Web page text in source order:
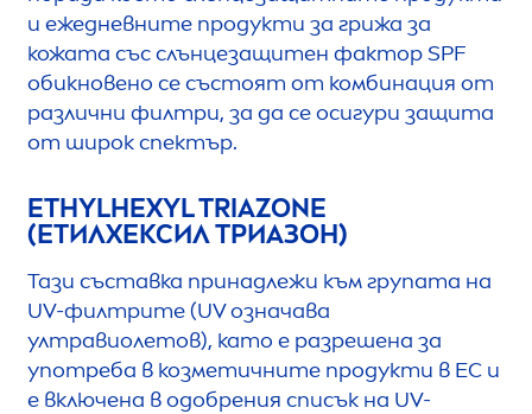
и ежедневните продукти за грижа за
кожата със слънцезащитен фактор SPF
обикновено се състоят от комбинация от
различни филтри, за да се осигури защита
от широк спектър.
ETHYLHEXYL TRIAZONE
(ЕТИЛХЕКСИЛ ТРИАЗОН)
Тази съставка принадлежи към групата на
UV-филтрите (UV означава
ултравиолетов), като е разрешена за
употреба в козметичните продукти в ЕС и
е включена в одобрения списък на UV-